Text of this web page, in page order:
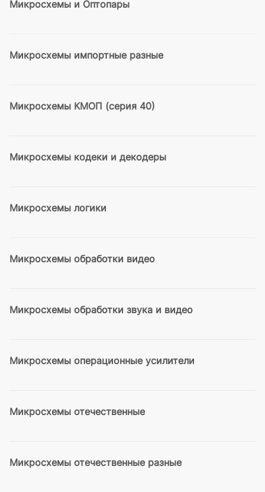
Микросхемы и Оптопары
Микросхемы импортные разные
Микросхемы КМОП (серия 40)
Микросхемы кодеки и декодеры
Микросхемы логики
Микросхемы обработки видео
Микросхемы обработки звука и видео
Микросхемы операционные усилители
Микросхемы отечественные
Микросхемы отечественные разные